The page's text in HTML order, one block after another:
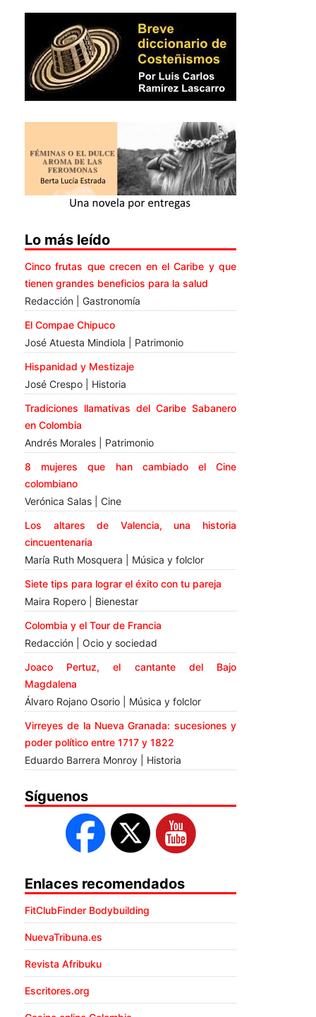
Lo más leído
Cinco frutas que crecen en el Caribe y que
tienen grandes beneficios para la salud
Redacción | Gastronomía
El Compae Chipuco
José Atuesta Mindiola | Patrimonio
Hispanidad y Mestizaje
José Crespo | Historia
Tradiciones llamativas del Caribe Sabanero
en Colombia
Andrés Morales | Patrimonio
8 mujeres que han cambiado el Cine
colombiano
Verónica Salas | Cine
Los altares de Valencia, una historia
cincuentenaria
María Ruth Mosquera | Música y folclor
Siete tips para lograr el éxito con tu pareja
Maira Ropero | Bienestar
Colombia y el Tour de Francia
Redacción | Ocio y sociedad
Joaco Pertuz, el cantante del Bajo
Magdalena
Álvaro Rojano Osorio | Música y folclor
Virreyes de la Nueva Granada: sucesiones y
poder político entre 1717 y 1822
Eduardo Barrera Monroy | Historia
Síguenos
Enlaces recomendados
FitClubFinder Bodybuilding
NuevaTribuna.es
Revista Afribuku
Escritores.org